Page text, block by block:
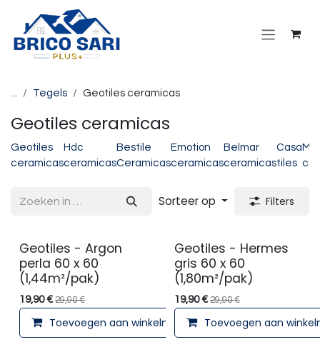
Overslaan naar inhoud
... Tegels Geotiles ceramicas
Geotiles ceramicas
Geotiles
ceramicas
Hdc
ceramicas
Bestile
Ceramicas
Emotion
ceramicas
Belmar
ceramicas
Casa
tiles
Sorteer op Filters
Geotiles - Argon
perla 60 x 60
(1,44m²/pak)
19,90€ 29,90€
Toevoegen aan winkelmandje
Geotiles - Hermes
gris 60 x 60
(1,80m²/pak)
19,90€ 29,90€
Toevoegen aan